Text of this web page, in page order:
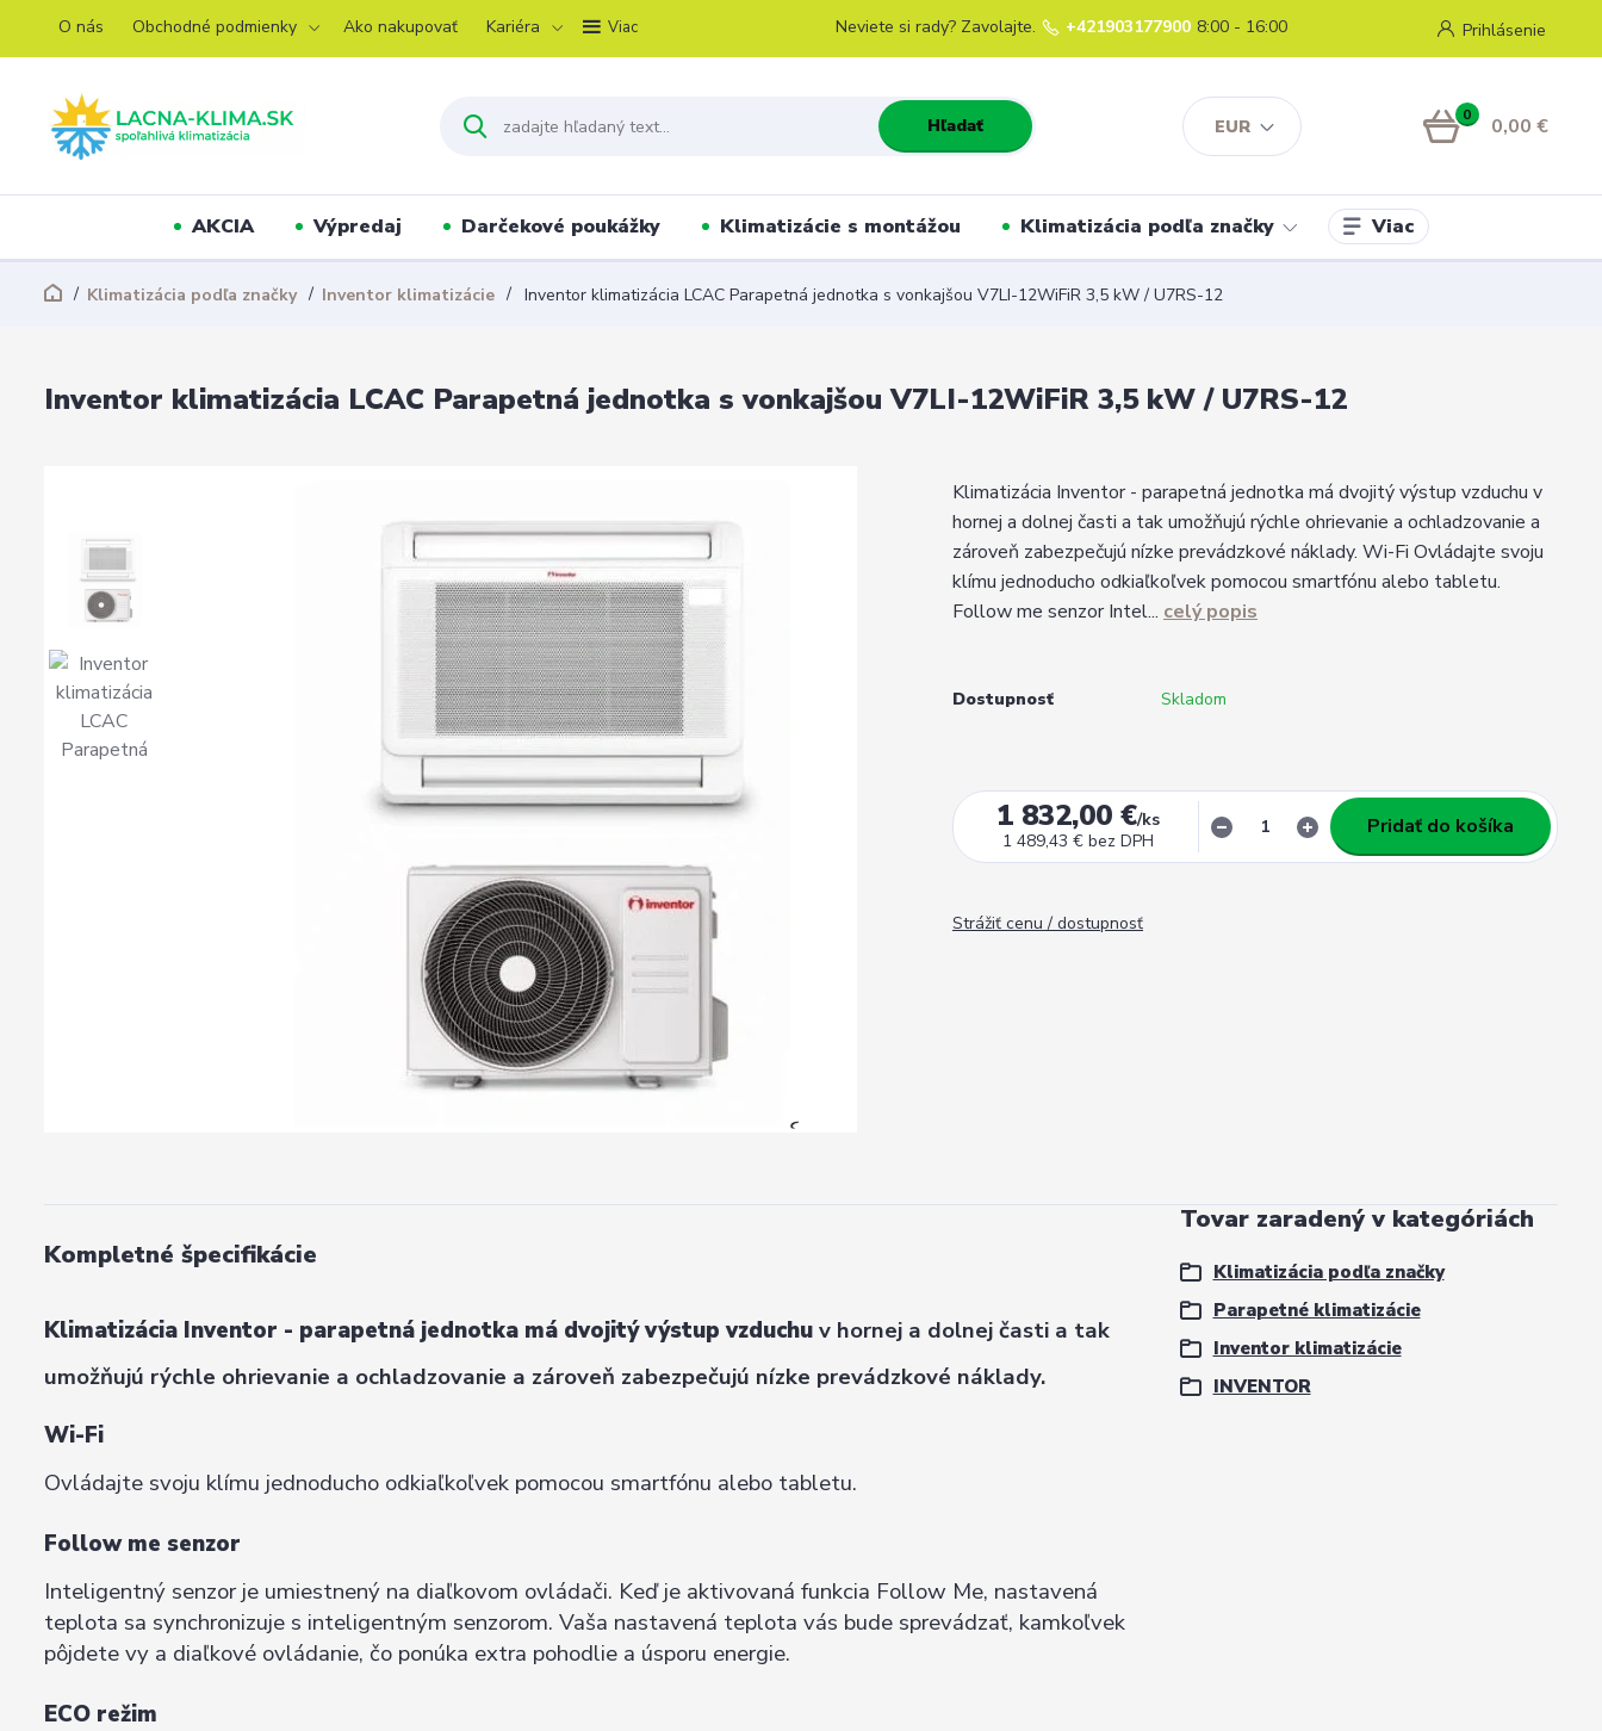
O nás Obchodné podmienky Ako nakupovať Kariéra Viac
EUR
Prihlásenie
Hľadať
Neviete si rady? Zavolajte. +421903177900 8:00 - 16:00
0 0,00 €
AKCIA Výpredaj Darčekové poukážky Klimatizácie s montážou Klimatizácia podľa značky Viac
Klimatizácia podľa značky Inventor klimatizácie Inventor klimatizácia LCAC Parapetná jednotka s vonkajšou V7LI-12WiFiR 3,5 kW / U7RS-12
Inventor klimatizácia LCAC Parapetná jednotka s vonkajšou V7LI-12WiFiR 3,5 kW / U7RS-12
Klimatizácia Inventor - parapetná jednotka má dvojitý výstup vzduchu v
hornej a dolnej časti a tak umožňujú rýchle ohrievanie a ochladzovanie a
zároveň zabezpečujú nízke prevádzkové náklady. Wi-Fi Ovládajte svoju
klímu jednoducho odkiaľkoľvek pomocou smartfónu alebo tabletu.
Follow me senzor Intel... celý popis
Dostupnosť Skladom
1 832,00 €/ks
1 489,43 € bez DPH
Pridať do košíka
Strážiť cenu / dostupnosť
Kompletné špecifikácie
Klimatizácia Inventor - parapetná jednotka má dvojitý výstup vzduchuv hornej a dolnej časti a tak
umožňujú rýchle ohrievanie a ochladzovanie a zároveň zabezpečujú nízke prevádzkové náklady.
Wi-Fi
Ovládajte svoju klímu jednoducho odkiaľkoľvek pomocou smartfónu alebo tabletu.
Follow me senzor
Inteligentný senzor je umiestnený na diaľkovom ovládači. Keď je aktivovaná funkcia Follow Me, nastavená
teplota sa synchronizuje s inteligentným senzorom. Vaša nastavená teplota vás bude sprevádzať, kamkoľvek
pôjdete vy a diaľkové ovládanie, čo ponúka extra pohodlie a úsporu energie.
ECO režim
Tovar zaradený v kategóriách
Klimatizácia podľa značky
Parapetné klimatizácie
Inventor klimatizácie
INVENTOR